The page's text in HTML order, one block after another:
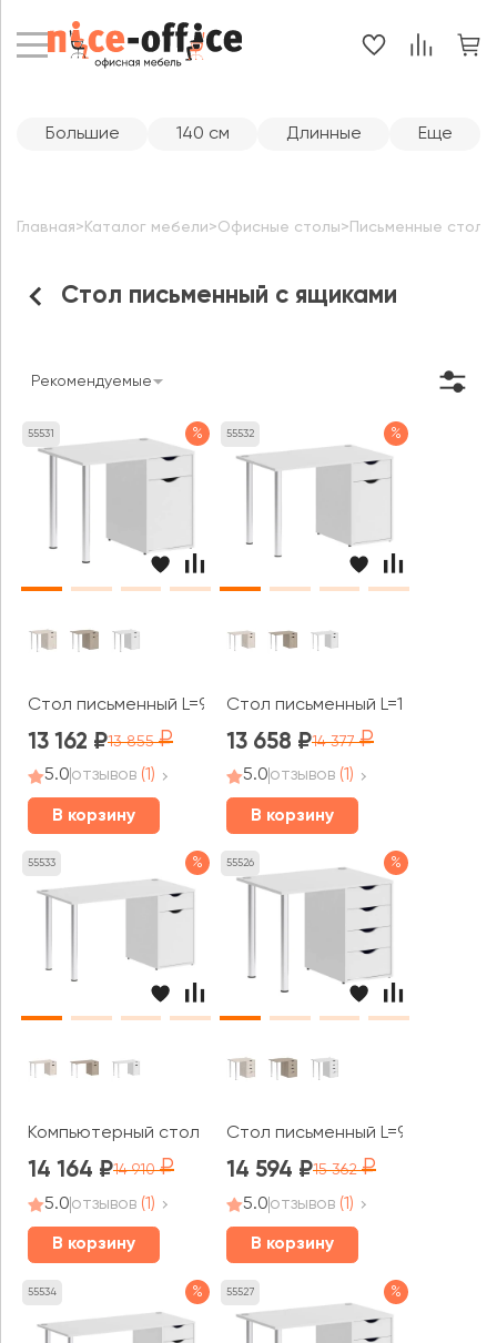
Стол письменный с ящиками
Главная> Каталог мебели>Офисные столы> Письменные столы
Большие 140 см Длинные Еще
Рекомендуемые
55531 %
Стол письменный L=980мм VR.SP-3-98.1 Хоум Офис /
13 162 13 855
5.0отзывов (1)
В корзину
55532 %
Стол письменный L=1180мм
13 658 14 377
5.0отзывов (1)
В корзину
55533 %
Компьютерный стол L=1380мм VR.SP-3-138.1 Хоум
14 164 14 910
5.0отзывов (1)
В корзину
55526 %
Стол письменный L=980мм
14 594 15 362
5.0отзывов (1)
В корзину
55534 % 55527 %